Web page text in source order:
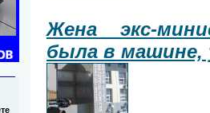
Жена экс-
была в машине,